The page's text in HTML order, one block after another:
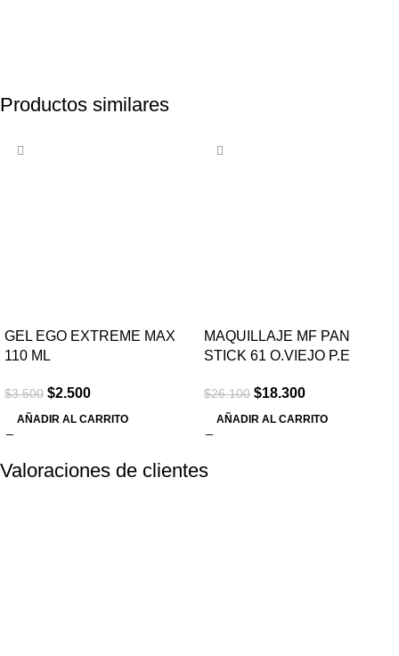
Productos similares
GEL EGO EXTREME MAX
110 ML
$3.500 $2.500
AÑADIR AL CARRITO
MAQUILLAJE MF PAN
STICK 61 O.VIEJO P.E
$26.100 $18.300
AÑADIR AL CARRITO
Valoraciones de clientes